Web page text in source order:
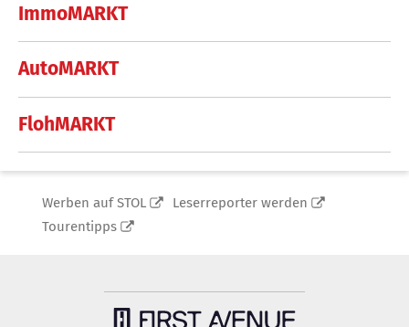
ImmoMARKT
AutoMARKT
FlohMARKT
Werben auf STOL
Leserreporter werden
Tourentipps